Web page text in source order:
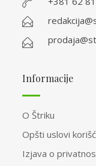
Informacije
O Štriku
Opšti uslovi
Izjava o